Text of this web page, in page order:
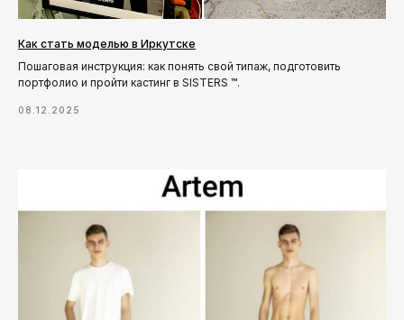
Как стать моделью в Иркутске
Пошаговая инструкция: как понять свой типаж, подготовить
портфолио и пройти кастинг в SISTERS ™.
08.12.2025